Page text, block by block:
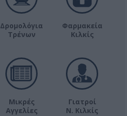
Δρομολόγια
Τρένων
Φαρμακεία
Κιλκίς
Μικρές
Αγγελίες
Γιατροί
Ν. Κιλκίς